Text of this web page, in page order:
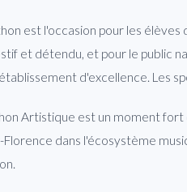
est l'occasion pour les
et détendu, et pour le public
d'excellence. Les
Artistique est un moment
Florence dans l'écosystème